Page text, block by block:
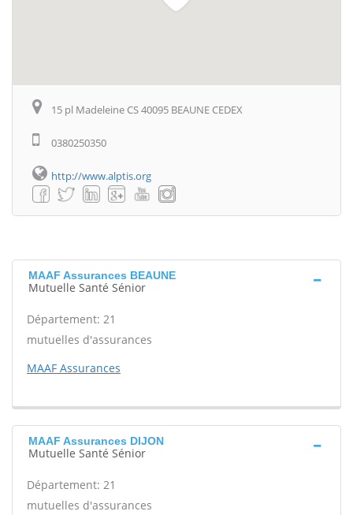
15 pl Madeleine CS 40095 BEAUNE CEDEX
0380250350
http://www.alptis.org
MAAF Assurances BEAUNE
Mutuelle Santé Sénior
Département: 21
mutuelles d'assurances
MAAF Assurances
MAAF Assurances DIJON
Mutuelle Santé Sénior
Département: 21
mutuelles d'assurances